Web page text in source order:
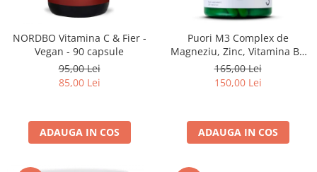
NORDBO Vitamina C & Fier -
Vegan - 90 capsule
95,00 Lei
85,00 Lei
ADAUGA IN COS
Puori M3 Complex de
Magneziu, Zinc, Vitamina B6
si Acid Malic - 120 capsule
165,00 Lei
150,00 Lei
ADAUGA IN COS